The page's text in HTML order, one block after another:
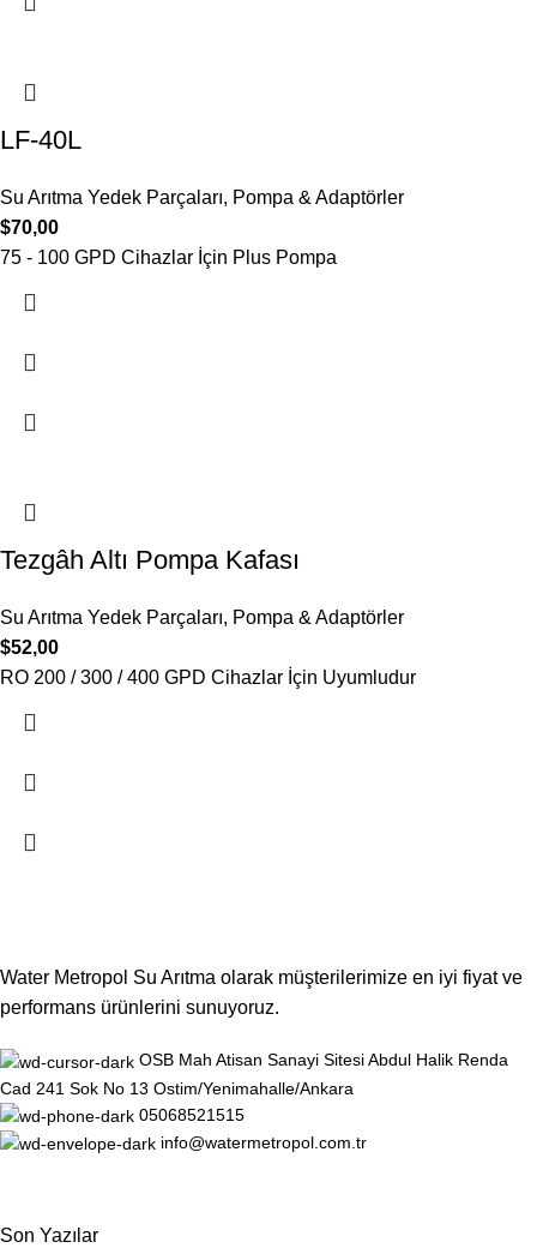
LF-40L
Su Arıtma Yedek Parçaları, Pompa & Adaptörler
$70,00
75 - 100 GPD Cihazlar İçin Plus Pompa
Tezgâh Altı Pompa Kafası
Su Arıtma Yedek Parçaları, Pompa & Adaptörler
$52,00
RO 200 / 300 / 400 GPD Cihazlar İçin Uyumludur
Water Metropol Su Arıtma olarak müşterilerimize en iyi fiyat ve
performans ürünlerini sunuyoruz.
OSB Mah Atisan Sanayi Sitesi Abdul Halik Renda
Cad 241 Sok No 13 Ostim/Yenimahalle/Ankara
05068521515
info@watermetropol.com.tr
Son Yazılar